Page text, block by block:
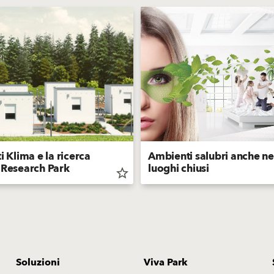
Klima e la ricerca
Park star_border
Ambienti salubri anche
luoghi chiusi
Soluzioni
Viva Park